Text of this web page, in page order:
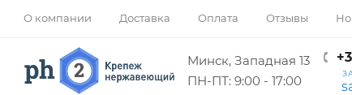
О компании Доставка Оплата Отзывы
Минск, Западная 13
ПН-ПТ: 9:00 - 17:00